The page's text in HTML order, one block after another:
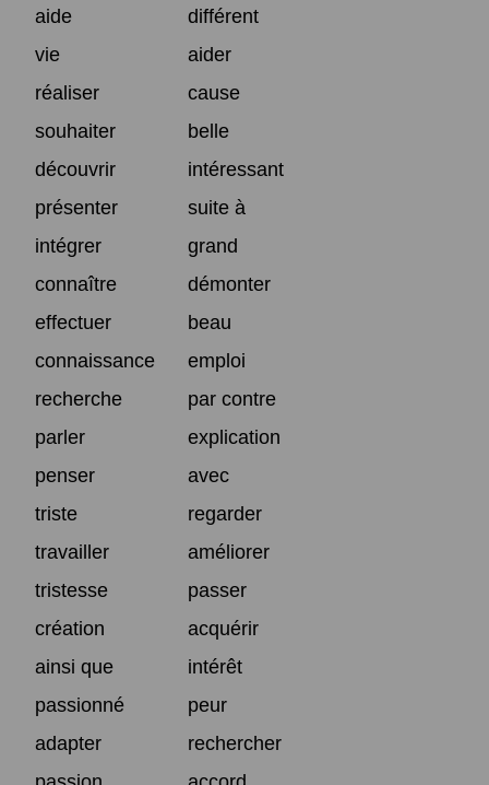
aide
différent
vie
aider
réaliser
cause
souhaiter
belle
découvrir
intéressant
présenter
suite à
intégrer
grand
connaître
démonter
effectuer
beau
connaissance
emploi
recherche
par contre
parler
explication
penser
avec
triste
regarder
travailler
améliorer
tristesse
passer
création
acquérir
ainsi que
intérêt
passionné
peur
adapter
rechercher